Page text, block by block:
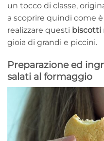
un tocco di classe,
a scoprire quindi come
realizzare questi biscotti
gioia di grandi e piccini.
Preparazione ed
salati al formaggio